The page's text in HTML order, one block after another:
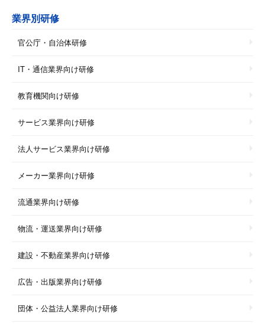
業界別研修
官公庁・自治体研修
IT・通信業界向け研修
教育機関向け研修
サービス業界向け研修
法人サービス業界向け研修
メーカー業界向け研修
流通業界向け研修
物流・運送業界向け研修
建設・不動産業界向け研修
広告・出版業界向け研修
団体・公益法人業界向け研修